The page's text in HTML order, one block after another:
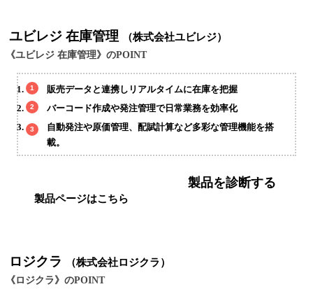
ユビレジ 在庫管理 （株式会社ユビレジ）
《ユビレジ 在庫管理》のPOINT
販売データと連携しリアルタイムに在庫を把握
バーコード作成や発注管理で日常業務を効率化
自動発注や原価管理、配賦計算など多彩な管理機能を搭
載。
製品ページはこちら
製品を診断する
ロジクラ （株式会社ロジクラ）
《ロジクラ》のPOINT